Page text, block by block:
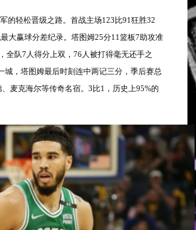
的轻松晋级之路。首战主场123比91狂胜32
大赢球分差纪录。塔图姆25分11篮板7助攻准
全队7人得分上双，76人被打得毫无还手之
城，塔图姆最后时刻连中两记三分，季后赛总
麦克海尔等传奇名宿。3比1，历史上95%的